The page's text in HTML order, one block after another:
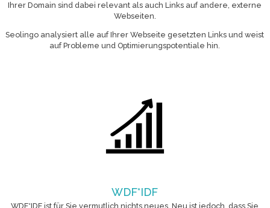
Ihrer Domain sind dabei relevant als auch Links auf andere, externe
Webseiten.
Seolingo analysiert alle auf Ihrer Webseite gesetzten Links und weist
auf Probleme und Optimierungspotentiale hin.
WDF*IDF
WDF*IDF ist für Sie vermutlich nichts neues. Neu ist jedoch, dass Sie